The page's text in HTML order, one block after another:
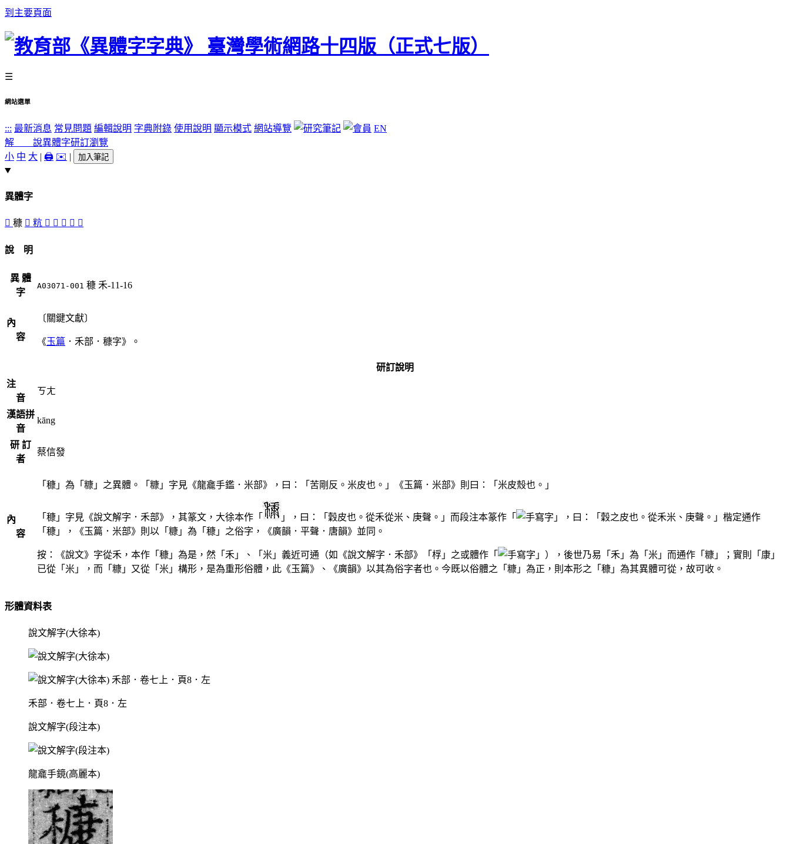
到主要頁面
☰
網站選單
::: 最新消息 常見問題 編輯說明 字典附錄 使用說明 顯示模式 網站導覽
EN
解 說異體字研訂瀏覽
小 中 大 | 🖨️ ✉️ | 加入筆記
異體字
󴗁 穅 󴖿 粇 󴖾 𥹺 󴗂 𢊪 󴗀
說 明
異 體
字
A03071-001 穅 禾-11-16
內
容
〔關鍵文獻〕
《玉篇 ．禾部．穅字》。
研訂說明
注
音
ㄎㄤ
漢語拼
音
kāng
研 訂
者
蔡信發
內
容
「穅」為「糠」之異體。「糠」字見《龍龕手鑑．米部》，曰：「苦剛反。米皮也。」《玉篇．米部》則曰：「米皮殼也。」
「穅」字見《說文解字．禾部》，其篆文，大徐本作「 」，曰：「穀皮也。從禾從米、庚聲。」而段注本篆作「
」，曰：「穀之皮也。從禾米、庚聲。」楷定通作
「穅」，《玉篇．米部》則以「糠」為「穅」之俗字，《廣韻．平聲．唐韻》並同。
按：《說文》字從禾，本作「穅」為是，然「禾」、「米」義近可通（如《說文解字．禾部》「桴」之或體作「
」），後世乃易「禾」為「米」而通作「糠」；實則「康」
已從「米」，而「糠」又從「米」構形，是為重形俗體，此《玉篇》、《廣韻》以其為俗字者也。今既以俗體之「糠」為正，則本形之「穅」為其異體可從，故可收。
形體資料表
說文解字(大徐本)
禾部．卷七上．頁8．左
說文解字(段注本)
龍龕手鏡(高麗本)